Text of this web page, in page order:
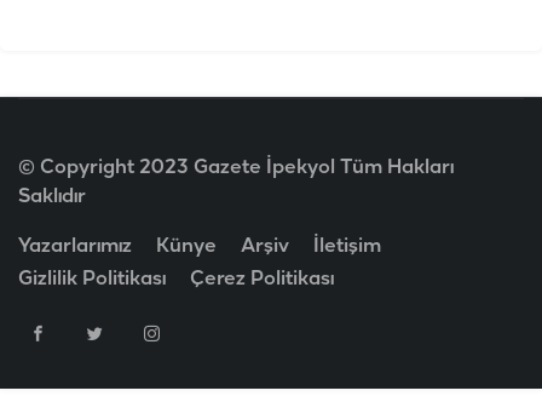
© Copyright 2023 Gazete İpekyol Tüm Hakları
Saklıdır
Yazarlarımız Künye Arşiv
İletişim
Gizlilik Politikası
Çerez Politikası